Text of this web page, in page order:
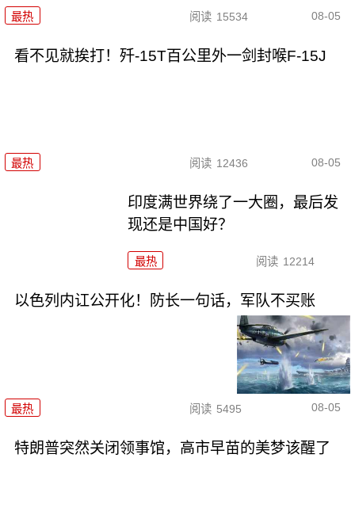
最热 阅读 15534 08-05
看不见就挨打！歼-15T百公里外一剑封喉F-15J
最热 阅读 12436 08-05
印度满世界绕了一大圈，最后发
现还是中国好？
最热 阅读 12214
以色列内讧公开化！防长一句话，军队不买账
最热 阅读 5495 08-05
特朗普突然关闭领事馆，高市早苗的美梦该醒了